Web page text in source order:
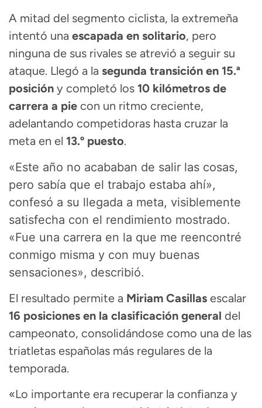
A mitad del segmento ciclista, la extremeña
intentó una escapada en solitario, pero
ninguna de sus rivales se atrevió a seguir su
ataque. Llegó a la segunda transición en 15.ª
posición y completó los 10 kilómetros de
carrera a pie con un ritmo creciente,
adelantando competidoras hasta cruzar la
meta en el 13.º puesto.
«Este año no acababan de salir las cosas,
pero sabía que el trabajo estaba ahí»,
confesó a su llegada a meta, visiblemente
satisfecha con el rendimiento mostrado.
«Fue una carrera en la que me reencontré
conmigo misma y con muy buenas
sensaciones», describió.
El resultado permite a Miriam Casillas escalar
16 posiciones en la clasificación general del
campeonato, consolidándose como una de las
triatletas españolas más regulares de la
temporada.
«Lo importante era recuperar la confianza y